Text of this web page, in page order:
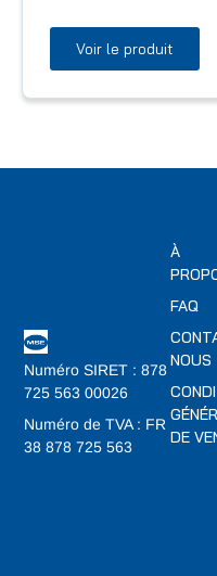
Voir le produit
Numéro SIRET : 878
725 563 00026
Numéro de TVA : FR
38 878 725 563
À
FAQ
NOUS
DE